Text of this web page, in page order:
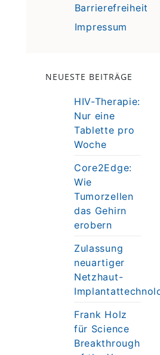
Barrierefreiheit
Impressum
NEUESTE BEITRÄGE
HIV-Therapie:
Nur eine
Tablette pro
Woche
Core2Edge:
Wie
Tumorzellen
das Gehirn
erobern
Zulassung
neuartiger
Netzhaut-
Frank Holz
für Science
Breakthrough